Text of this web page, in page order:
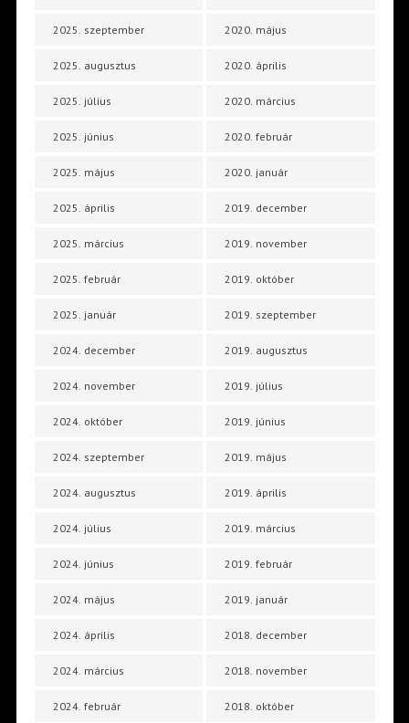
2025. szeptember
2025. augusztus
2025. július
2025. június
2025. május
2025. április
2025. március
2025. február
2025. január
2024. december
2024. november
2024. október
2024. szeptember
2024. augusztus
2024. július
2024. június
2024. május
2024. április
2024. március
2024. február
2020. május
2020. április
2020. március
2020. február
2020. január
2019. december
2019. november
2019. október
2019. szeptember
2019. augusztus
2019. július
2019. június
2019. május
2019. április
2019. március
2019. február
2019. január
2018. december
2018. november
2018. október